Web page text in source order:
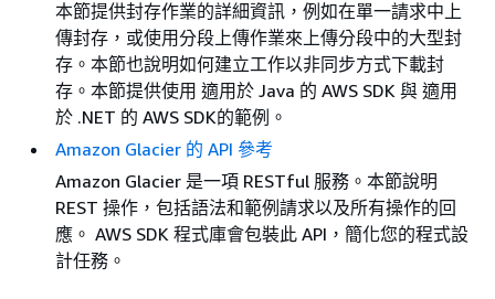
本節提供封存作業的詳細資訊，例如在單一請求中上
傳封存，或使用分段上傳作業來上傳分段中的大型封
存。本節也說明如何建立工作以非同步方式下載封
存。本節提供使用 適用於 Java 的 AWS SDK 與 適用
於 .NET 的 AWS SDK的範例。
Amazon Glacier 的 API 參考
Amazon Glacier 是一項 RESTful 服務。本節說明
REST 操作，包括語法和範例請求以及所有操作的回
應。 AWS SDK 程式庫會包裝此 API，簡化您的程式設
計任務。